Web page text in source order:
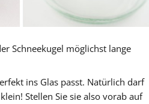
Schneekugel möglichst lange
ins Glas passt. Natürlich darf
Stellen Sie sie also vorab auf